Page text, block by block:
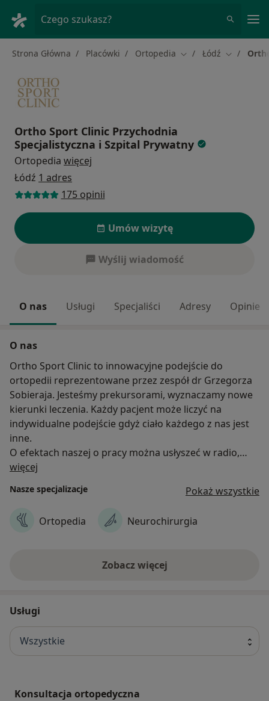
Czego szukasz?
Strona Główna Placówki Ortopedia Zmień miasto
Łódź Zmień
Ortho Sport Clinic Przychodnia
Specjalistyczna i Szpital Prywatny
Ortopedia więcej
Łódź 1 adres
175 opinii
Umów wizytę
Wyślij wiadomość
O nas Usługi Specjaliści Adresy Opinie
O nas
Ortho Sport Clinic to innowacyjne podejście do
ortopedii reprezentowane przez zespół dr Grzegorza
Sobieraja. Jesteśmy prekursorami, wyznaczamy nowe
kierunki leczenia. Każdy pacjent może liczyć na
indywidualne podejście gdyż ciało każdego z nas jest
inne.
O efektach naszej o pracy można usłyszeć w radio,
przeczytać w prasie lub obejrzeć w telewizji. Jednak dla
działania są zadowoleni pacjenci, ludzie którym
mogliśmy pomóc w polepszeniu jakości życia a często
przywróceniu możliwości chodzenia, biegania czy
więcej
Nasze specjalizacje Pokaż wszystkie
Ortopedia Neurochirurgia
Zobacz więcej
Usługi
Wszystkie
Konsultacja ortopedyczna